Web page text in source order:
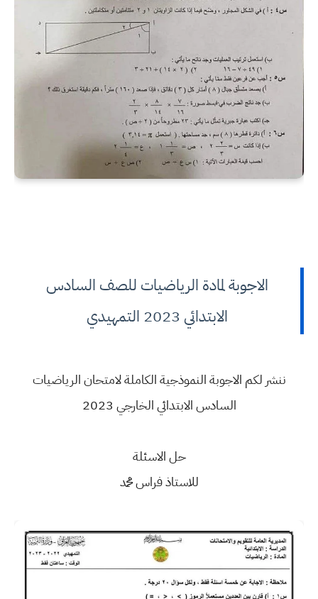
الاجوبة لمادة الرياضيات للصف السادس
الابتدائي 2023 التمهيدي
ننشر لكم الاجوبة النموذجية الكاملة لامتحان الرياضيات
السادس الابتدائي الخارجي 2023
حل الاسئلة
للاستاذ فراس محمد